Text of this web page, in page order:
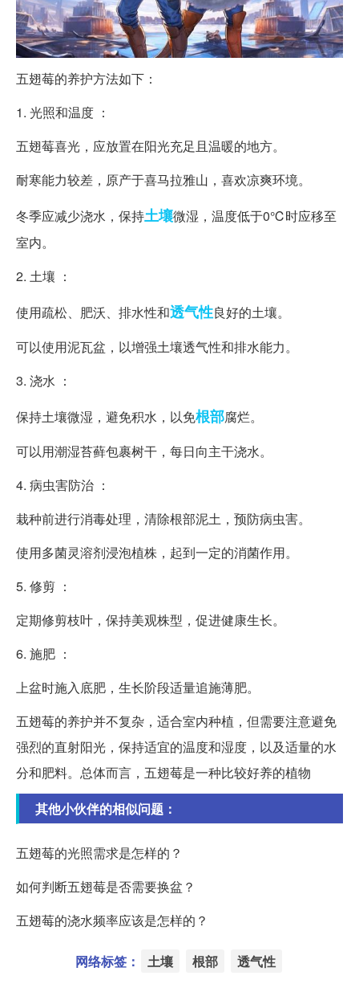
五翅莓的养护方法如下：
1. 光照和温度 ：
五翅莓喜光，应放置在阳光充足且温暖的地方。
耐寒能力较差，原产于喜马拉雅山，喜欢凉爽环境。
冬季应减少浇水，保持土壤微湿，温度低于0℃时应移至
室内。
2. 土壤 ：
使用疏松、肥沃、排水性和透气性良好的土壤。
可以使用泥瓦盆，以增强土壤透气性和排水能力。
3. 浇水 ：
保持土壤微湿，避免积水，以免根部腐烂。
可以用潮湿苔藓包裹树干，每日向主干浇水。
4. 病虫害防治 ：
栽种前进行消毒处理，清除根部泥土，预防病虫害。
使用多菌灵溶剂浸泡植株，起到一定的消菌作用。
5. 修剪 ：
定期修剪枝叶，保持美观株型，促进健康生长。
6. 施肥 ：
上盆时施入底肥，生长阶段适量追施薄肥。
五翅莓的养护并不复杂，适合室内种植，但需要注意避免
强烈的直射阳光，保持适宜的温度和湿度，以及适量的水
分和肥料。总体而言，五翅莓是一种比较好养的植物
其他小伙伴的相似问题：
五翅莓的光照需求是怎样的？
如何判断五翅莓是否需要换盆？
五翅莓的浇水频率应该是怎样的？
网络标签： 土壤 根部 透气性